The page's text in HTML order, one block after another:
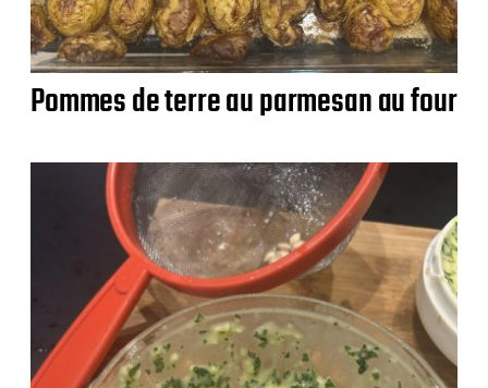
Pommes de terre au parmesan au four